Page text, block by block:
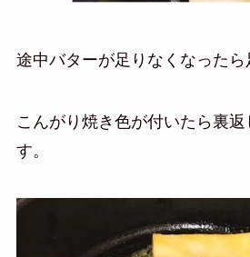
途中バターが足りなくなったら
こんがり焼き色が付いたら裏返
す。